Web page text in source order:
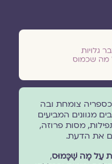
צומחת ובה
מגוונים המביעים
מסות פרוזה,
את הדעת.
עַל מָה שֶׁכָּמוּס,